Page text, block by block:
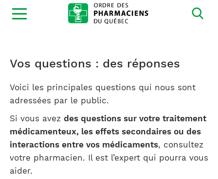
Ouvrir
la
Vos questions : des réponses
Voici les principales questions qui nous sont
adressées par le public.
Si vous avez des questions sur votre traitement
médicamenteux, les effets secondaires ou des
interactions entre vos médicaments, consultez
votre pharmacien. Il est l’expert qui pourra vous
aider.